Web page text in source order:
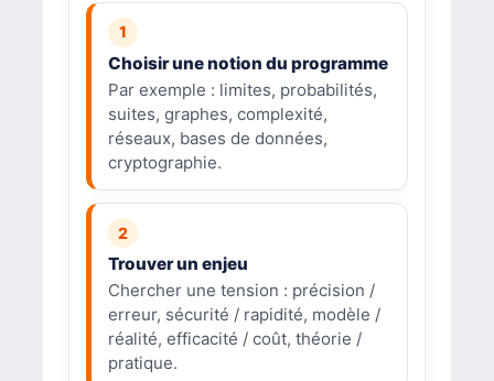
Choisir une notion du programme
Par exemple : limites, probabilités,
suites, graphes, complexité,
réseaux, bases de données,
cryptographie.
Trouver un enjeu
Chercher une tension : précision /
erreur, sécurité / rapidité, modèle /
réalité, efficacité / coût, théorie /
pratique.